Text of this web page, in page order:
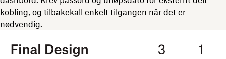
kobling, og tilbakekall enkelt tilgangen når det er
nødvendig.